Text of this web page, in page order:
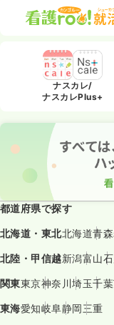
ナスカレ/
ナスカレPlus+
都道府県で探す
北海道・東北北海道青森
北陸・甲信越新潟富山
関東東京神奈川埼玉千葉
東海愛知岐阜静岡三重